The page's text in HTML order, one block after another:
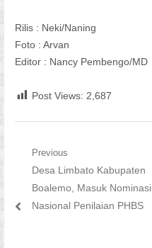
Rilis : Neki/Naning
Foto : Arvan
Editor : Nancy Pembengo/MD
Post Views: 2,687
Navigasi
pos
Previous
Previous
post:
Desa Limbato Kabupaten
Boalemo, Masuk Nominasi
Nasional Penilaian PHBS